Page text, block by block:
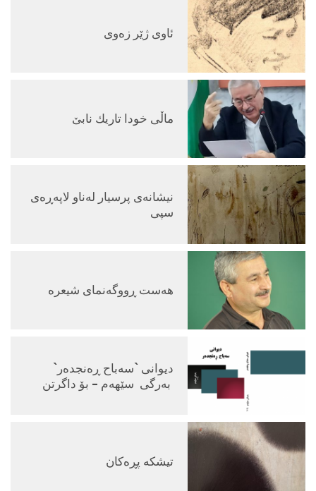
ئاوی ژێر زه‌وی
ماڵی خودا تاریك نابێ
نيشانه‌ی پرسیار له‌ناو لاپه‌ڕه‌ی
سپی
هه‌ست ڕووگه‌نمای شیعره‌
دیوانی `سەباح ڕەنجدەر`
بەرگی سێهەم – بۆ داگرتن
تیشكه‌ پڕه‌كان